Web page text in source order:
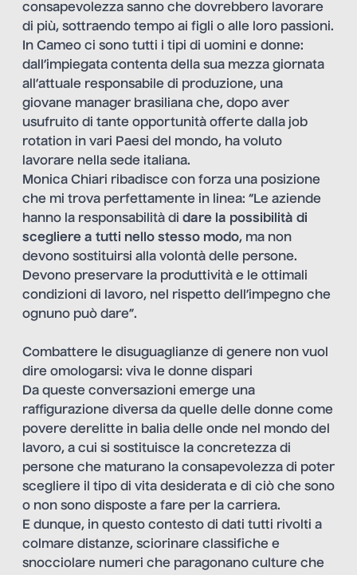
consapevolezza sanno che dovrebbero lavorare
di più, sottraendo tempo ai figli o alle loro passioni.
In Cameo ci sono tutti i tipi di uomini e donne:
dall’impiegata contenta della sua mezza giornata
all’attuale responsabile di produzione, una
giovane manager brasiliana che, dopo aver
usufruito di tante opportunità offerte dalla job
rotation in vari Paesi del mondo, ha voluto
lavorare nella sede italiana.
Monica Chiari ribadisce con forza una posizione
che mi trova perfettamente in linea: “Le aziende
hanno la responsabilità di dare la possibilità di
scegliere a tutti nello stesso modo, ma non
devono sostituirsi alla volontà delle persone.
Devono preservare la produttività e le ottimali
condizioni di lavoro, nel rispetto dell’impegno che
ognuno può dare”.
Combattere le disuguaglianze di genere non vuol
dire omologarsi: viva le donne dispari
Da queste conversazioni emerge una
raffigurazione diversa da quelle delle donne come
povere derelitte in balia delle onde nel mondo del
lavoro, a cui si sostituisce la concretezza di
persone che maturano la consapevolezza di poter
scegliere il tipo di vita desiderata e di ciò che sono
o non sono disposte a fare per la carriera.
E dunque, in questo contesto di dati tutti rivolti a
colmare distanze, sciorinare classifiche e
snocciolare numeri che paragonano culture che